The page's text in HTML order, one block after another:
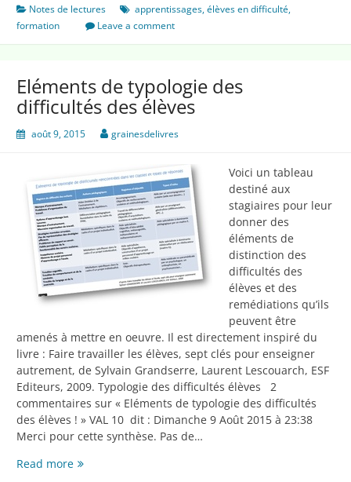
élèves
l’école
Notes de lectures apprentissages,élèves en difficulté,
formation
Leave a comment
Eléments de typologie des
difficultés des élèves
août 9, 2015 grainesdelivres
Voici un tableau
destiné aux
stagiaires pour leur
donner des
éléments de
distinction des
difficultés des
élèves et des
remédiations qu’ils
peuvent être
amenés à mettre en oeuvre. Il est directement inspiré du
livre : Faire travailler les élèves, sept clés pour enseigner
autrement, de Sylvain Grandserre, Laurent Lescouarch, ESF
Editeurs, 2009. Typologie des difficultés élèves 2
commentaires sur « Eléments de typologie des difficultés
des élèves ! » VAL 10 dit : Dimanche 9 Août 2015 à 23:38
Merci pour cette synthèse. Pas de…
Read moreEléments